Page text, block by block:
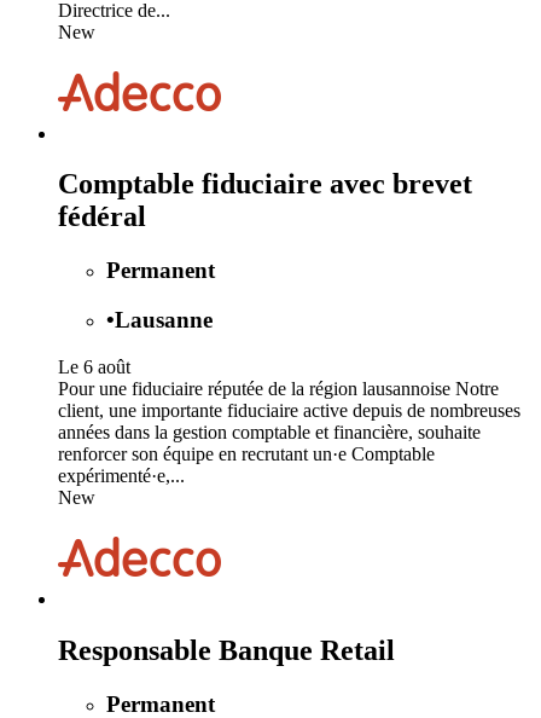
Directrice de...
New
Comptable fiduciaire avec brevet
fédéral
Permanent
•Lausanne
Le 6 août
Pour une fiduciaire réputée de la région lausannoise Notre
client, une importante fiduciaire active depuis de nombreuses
années dans la gestion comptable et financière, souhaite
renforcer son équipe en recrutant un·e Comptable
expérimenté·e,...
New
Responsable Banque Retail
Permanent